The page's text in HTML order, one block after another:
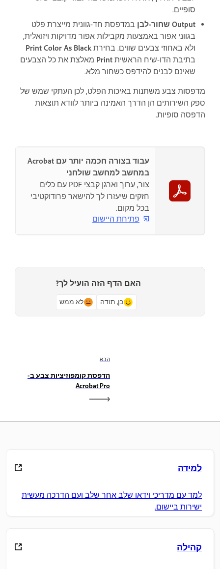
סופיים.
Output שחור-לבן
במדפסת חד-גוונית מייצרת פלט
בגווני אפור באמצעות מקבילות אפור מדויקות ויזואלית,
ולא באחוזי צבעים שווים. בחירת Print Color As Black
בתיבת הדו-שיח הראשית Print מאלצת את כל הצבעים
שאינם לבנים להידפס כשחור מלא.
מדפסות צבע משתנות באיכות הפלט, לכן העתקי שמש של
ספק השירותים הן הדרך האמינה ביותר לוודא תוצאות
הדפסה סופיות.
עבוד בצורה חכמה יותר עם Acrobat
במחשב למחשב שולחני
צור, ערוך וארגן קבצי PDF עם כלים
חזקים שיעזרו לך להישאר פרודוקטיבי
בכל מקום.
פתיחת היישום
האם הדף הזה הועיל לך?
כן, תודה לא ממש
הבא
הדפסת קומפוזיציות צבע ב-
Acrobat Pro
למידה
למד עם מדריכי וידאו שלב אחר שלב ועם הדרכה מעשית
ישירות ביישום.
קהילה